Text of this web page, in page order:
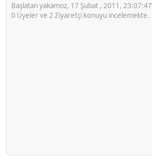
Başlatan yakamoz, 17 Şubat , 2011, 23:07:47
0 Üyeler ve 2 Ziyaretçi konuyu incelemekte.